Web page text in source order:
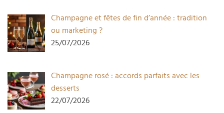
Champagne et fêtes de fin d’année : tradition
ou marketing ?
25/07/2026
Champagne rosé : accords parfaits avec les
desserts
22/07/2026